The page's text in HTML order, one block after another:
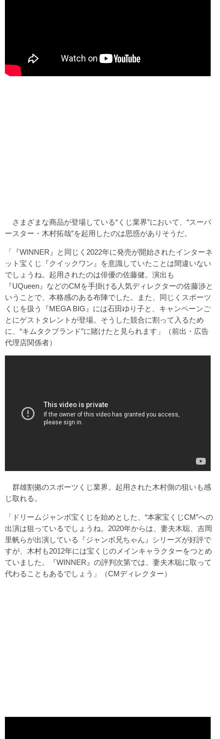
さまざまな商品が登場している“くじ業界”において、“スーパ
ースター・木村拓哉”を起用したのは思惑がありそうだ。
「『WINNER』と同じく2022年に発売が開始されたインターネ
ット宝くじ『クイックワン』を意識していたことは間違いない
でしょうね。起用されたのは俳優の佐藤健。演出も
『UQueen』などのCMを手掛ける人気ディレクターの佐藤渉と
いうことで、本格感のある布陣でした。また、同じくスポーツ
くじを扱う『MEGA BIG』には石田ゆり子と、キャンペーンご
とにゲストタレントが登場。そうした競合に割って入るため
に、“キムタクブランド”に賭けたと見られます」（前出・広告
代理店関係者）
群雄割拠のスポーツくじ業界。起用された木村側の狙いも感
じ取れる。
「ドリームジャンボ宝くじを始めとした、“本家宝くじCM”への
出演は狙っているでしょうね。2020年からは、妻夫木聡、吉岡
里帆らが出演している『ジャンボ兄ちゃん』シリーズが好評で
すが、木村も2012年には宝くじのメインキャラクターをつとめ
ていました。『WINNER』の評判次第では、妻夫木聡に取って
代わることもあるでしょう」（CMディレクター）